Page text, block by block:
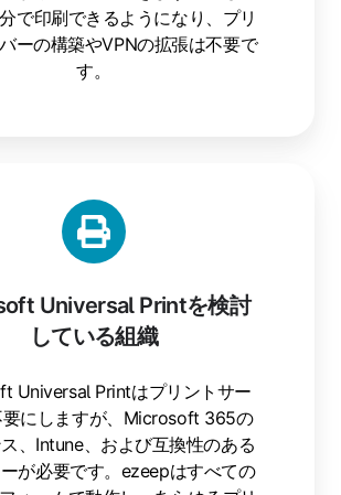
で印刷できるようになり、プリ
ーの構築やVPNの拡張は不要で
す。
Universal Printを検討
している組織
Universal Printはプリントサー
要にしますが、Microsoft 365の
、Intune、および互換性のある
が必要です。ezeepはすべての